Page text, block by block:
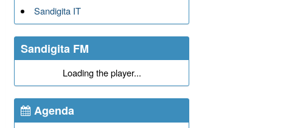
Sandigita IT
Sandigita FM
Loading the player...
Agenda